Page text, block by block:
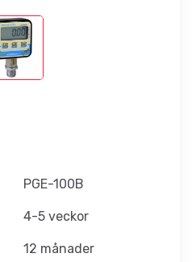
PGE-100B
4-5 veckor
12 månader